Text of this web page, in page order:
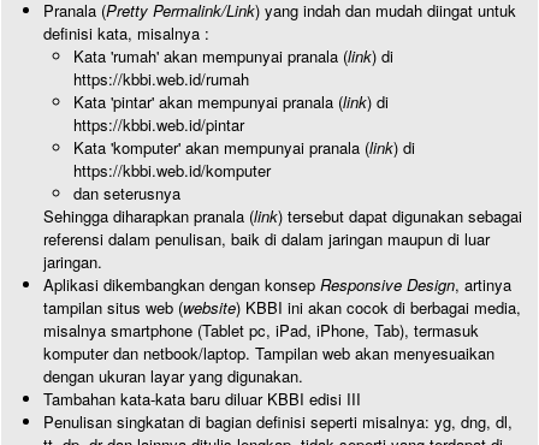
Pranala (Pretty Permalink/Link) yang indah dan mudah diingat untuk
definisi kata, misalnya :
Kata 'rumah' akan mempunyai pranala (link) di
https://kbbi.web.id/rumah
Kata 'pintar' akan mempunyai pranala (link) di
https://kbbi.web.id/pintar
Kata 'komputer' akan mempunyai pranala (link) di
https://kbbi.web.id/komputer
dan seterusnya
Sehingga diharapkan pranala (link) tersebut dapat digunakan sebagai
referensi dalam penulisan, baik di dalam jaringan maupun di luar
jaringan.
Aplikasi dikembangkan dengan konsep Responsive Design, artinya
tampilan situs web (website) KBBI ini akan cocok di berbagai media,
misalnya smartphone (Tablet pc, iPad, iPhone, Tab), termasuk
komputer dan netbook/laptop. Tampilan web akan menyesuaikan
dengan ukuran layar yang digunakan.
Tambahan kata-kata baru diluar KBBI edisi III
Penulisan singkatan di bagian definisi seperti misalnya: yg, dng, dl,